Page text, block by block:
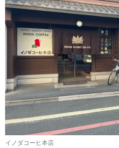
イノダコーヒ本店